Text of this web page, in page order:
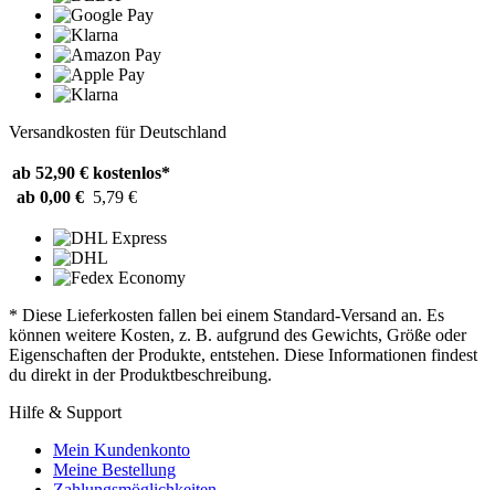
Versandkosten für Deutschland
ab 52,90 € kostenlos*
ab 0,00 € 5,79 €
* Diese Lieferkosten fallen bei einem Standard-Versand an. Es
können weitere Kosten, z. B. aufgrund des Gewichts, Größe oder
Eigenschaften der Produkte, entstehen. Diese Informationen findest
du direkt in der Produktbeschreibung.
Hilfe & Support
Mein Kundenkonto
Meine Bestellung